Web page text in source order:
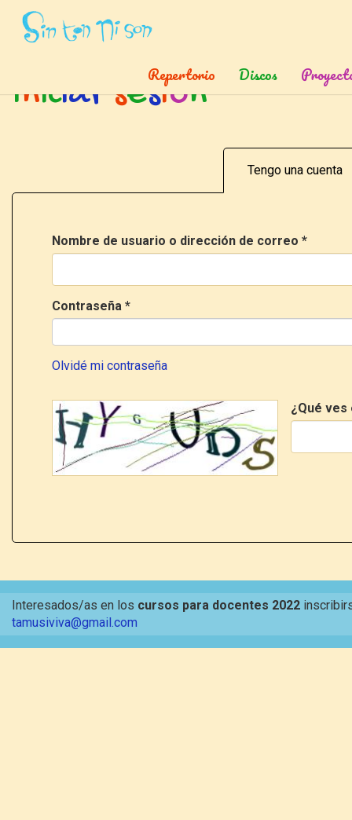
Repertorio Discos
Inicio » Ingresar
Iniciarsesión
Tengo una cuenta
Nombre de usuario o dirección de correo *
Contraseña *
Olvidé mi contraseña
¿Qué
Interesados/as en los cursos para docentes 2022
tamusiviva@gmail.com